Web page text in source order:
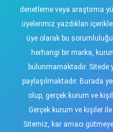
denetleme veya araştırma
üyelerimiz yazdıkları
üye olarak bu
herhangi bir marka,
bulunmamaktadır. Sitede
paylaşılmaktadır. Burada
olup, gerçek kurum ve
Gerçek kurum ve kişiler
Sitemiz, kar amacı